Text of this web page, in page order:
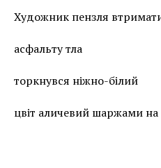
Художник пензля
асфальту тла
торкнувся ніжно-білий
цвіт аличевий шаржами на